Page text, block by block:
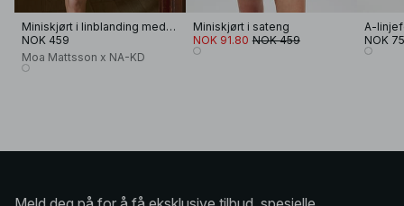
Miniskjørt i linblanding med blondedetaljer
NOK 459
Moa Mattsson x NA-KD
Miniskjørt i sateng
NOK 91.80 NOK 459
A-
NOK